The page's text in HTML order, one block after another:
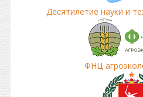
Десятилетие науки и
ФНЦ